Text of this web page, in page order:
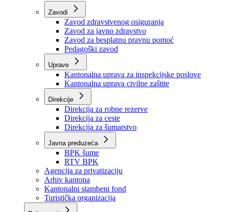
Centar za socijalni rad
Dom za stara i iznemogla lica
Kantonalna bolnica
Zavodi
Zavod zdravstvenog osiguranja
Zavod za javno zdravstvo
Zavod za besplatnu pravnu pomoć
Pedagoški zavod
Kantonalna uprava za inspekcijske poslove
Kantonalna uprava civilne zaštite
Direkcije
Direkcija za robne rezerve
Direkcija za ceste
Direkcija za šumarstvo
Javna preduzeća
BPK šume
RTV BPK
Agencija za privatizaciju
Arhiv kantona